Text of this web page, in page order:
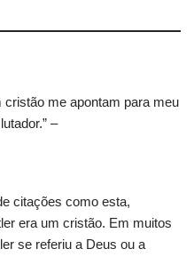
me apontam para meu
–
citações como esta,
era um cristão. Em muitos
se referiu a Deus ou a